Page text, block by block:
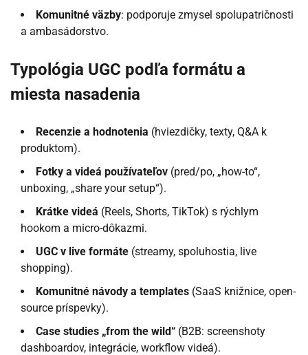
Komunitné väzby: podporuje zmysel spolupatričnosti
a ambasádorstvo.
Typológia UGC podľa formátu a
miesta nasadenia
Recenzie a hodnotenia (hviezdičky, texty, Q&A k
produktom).
Fotky a videá používateľov (pred/po, „how-to“,
unboxing, „share your setup“).
Krátke videá (Reels, Shorts, TikTok) s rýchlym
hookom a micro-dôkazmi.
UGC v live formáte (streamy, spoluhostia, live
shopping).
Komunitné návody a templates (SaaS knižnice, open-
source príspevky).
Case studies „from the wild“ (B2B: screenshoty
dashboardov, integrácie, workflow videá).